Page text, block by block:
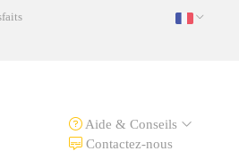
Aide & Conseils
Contactez-nous